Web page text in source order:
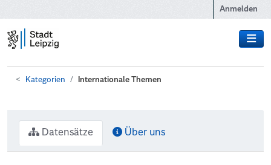
Anmelden
Kategorien Internationale Themen
Datensätze Über uns